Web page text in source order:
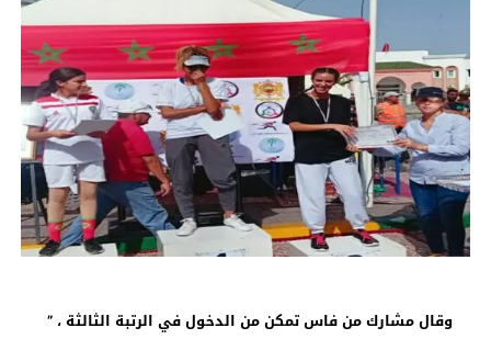
وقال مشارك من فاس تمكن من الدخول في الرتبة الثالثة ، ”